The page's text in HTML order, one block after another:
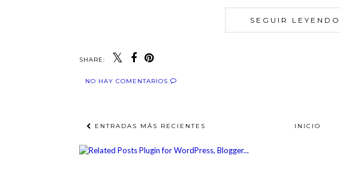
SEGUIR LEYENDO
SHARE:
NO HAY COMENTARIOS
ENTRADAS MÁS RECIENTES INICIO